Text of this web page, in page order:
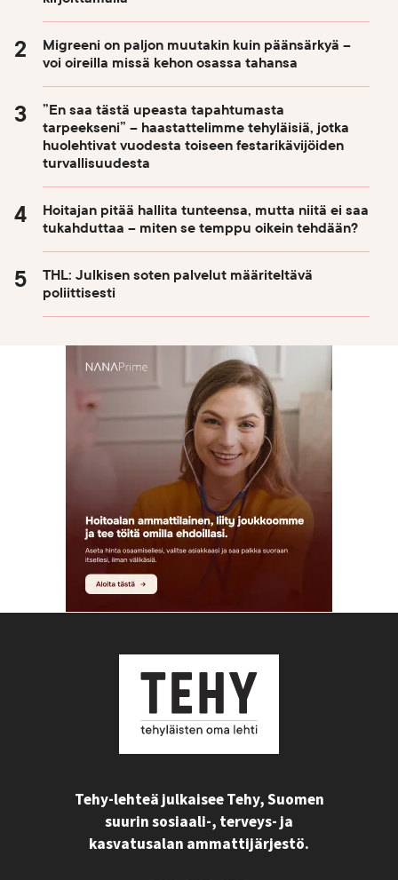
Migreeni on paljon muutakin kuin päänsärkyä –
voi oireilla missä kehon osassa tahansa
”En saa tästä upeasta tapahtumasta
tarpeekseni” – haastattelimme tehyläisiä, jotka
huolehtivat vuodesta toiseen festarikävijöiden
turvallisuudesta
Hoitajan pitää hallita tunteensa, mutta niitä ei saa
tukahduttaa – miten se temppu oikein tehdään?
THL: Julkisen soten palvelut määriteltävä
poliittisesti
Tehy-lehteä julkaisee Tehy, Suomen
suurin sosiaali-, terveys- ja
kasvatusalan ammattijärjestö.